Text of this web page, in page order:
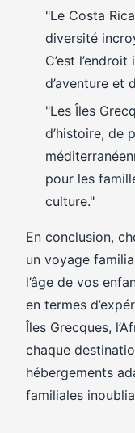
"Le Costa
diversité
C’est
d’aventure et
"Les Îles
d’histoire, de
pour les
culture."
En conclusion,
un voyage
l’âge de vos
en termes
Îles Grecques,
chaque
hébergements
familiales